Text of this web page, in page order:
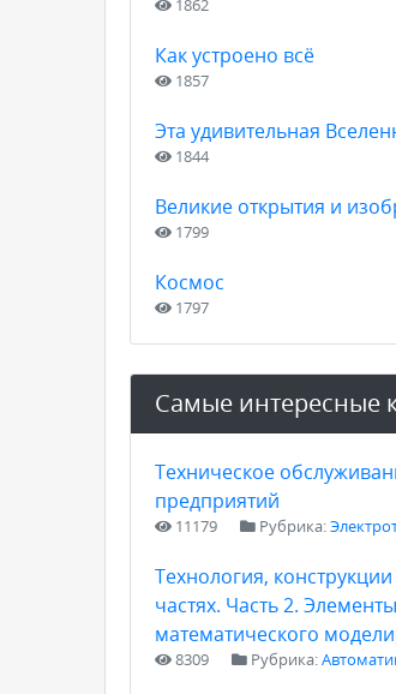
1862
Как устроено всё
1857
Эта удивительная
1844
Великие открытия и
1799
Космос
1797
Самые интересные
Техническое
предприятий
11179 Рубрика:
Технология,
частях. Часть 2.
математического
8309 Рубрика: